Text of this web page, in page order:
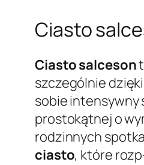
Ciasto
Ciasto salceson
szczególnie
sobie intensywny
prostokątnej o
rodzinnych
ciasto, które